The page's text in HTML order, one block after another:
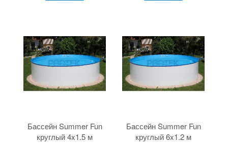
Бассейн Summer Fun
круглый 4x1.5 м
Бассейн Summer Fun
круглый 6x1.2 м